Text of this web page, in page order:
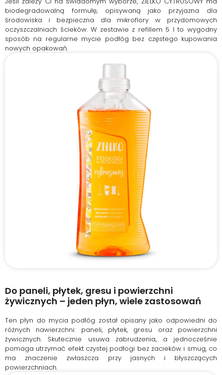
biodegradowalną formułę, opisywaną jako przyjazna dla
środowiska i bezpieczna dla mikroflory w przydomowych
oczyszczalniach ścieków. W zestawie z refillem 5 l to wygodny
sposób na regularne mycie podłóg bez częstego kupowania
nowych opakowań.
Do paneli, płytek, gresu i powierzchni
żywicznych – jeden płyn, wiele zastosowań
Ten płyn do mycia podłóg został opisany jako odpowiedni do
różnych nawierzchni: paneli, płytek, gresu oraz powierzchni
żywicznych. Skutecznie usuwa zabrudzenia, a jednocześnie
pomaga utrzymać efekt czystej podłogi bez zacieków i smug, co
ma znaczenie zwłaszcza przy jasnych i błyszczących
powierzchniach.